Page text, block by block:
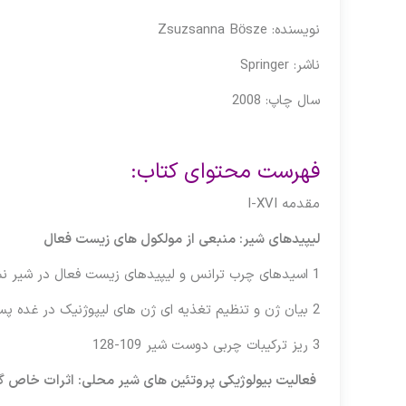
نویسنده: Zsuzsanna Bösze
ناشر: Springer
سال چاپ: 2008
فهرست محتوای کتاب:
مقدمه I-XVI
لیپیدهای شیر: منبعی از مولکول های زیست فعال
1 اسیدهای چرب ترانس و لیپیدهای زیست فعال در شیر نشخوارکنندگان 3-66
2 بیان ژن و تنظیم تغذیه ای ژن های لیپوژنیک در غده پستانی نشخوارکننده شیرده 67-108
3 ریز ترکیبات چربی دوست شیر 109-128
فعالیت بیولوژیکی پروتئین های شیر محلی: اثرات خاص